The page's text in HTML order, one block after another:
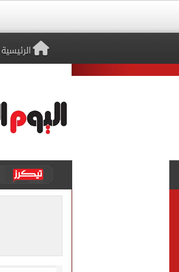
الرئيسية